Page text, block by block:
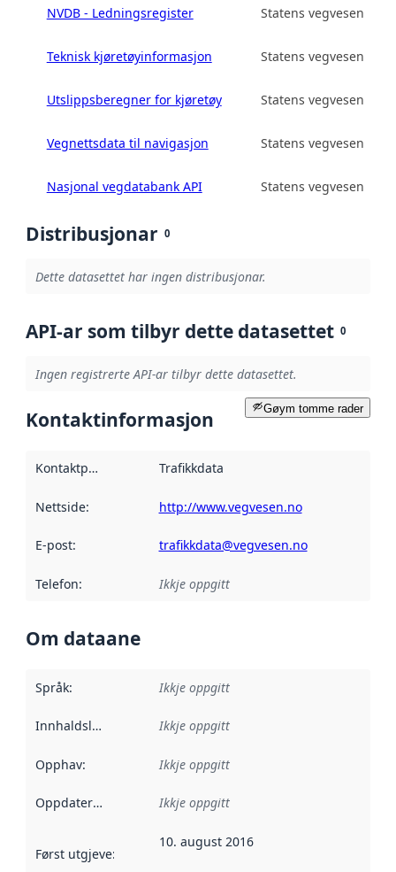
NVDB - Ledningsregister Statens vegvesen
Teknisk kjøretøyinformasjon Statens vegvesen
Utslippsberegner for kjøretøy Statens vegvesen
Vegnettsdata til navigasjon Statens vegvesen
Nasjonal vegdatabank API Statens vegvesen
Distribusjonar 0
Dette datasettet har ingen distribusjonar.
API-ar som tilbyr dette datasettet 0
Ingen registrerte API-ar tilbyr dette datasettet.
Gøym tomme rader
Kontaktinformasjon
Kontaktpunkt Trafikkdata
Nettside: http://www.vegvesen.no
E-post: trafikkdata@vegvesen.no
Telefon: Ikkje oppgitt
Om dataane
Språk: Ikkje oppgitt
Innhaldsleverandørar :
Ikkje oppgitt
Opphav: Ikkje oppgitt
Oppdateringsfrekvens :
Ikkje oppgitt
Først utgjeve: Denne datoen seier når dataa i dette
10. august 2016